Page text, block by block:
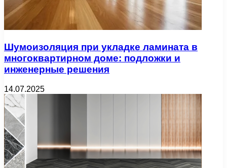
Шумоизоляция при укладке ламината в
многоквартирном доме: подложки и
инженерные решения
14.07.2025